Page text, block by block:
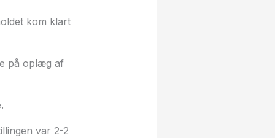
kom klart
på oplæg af
var 2-2